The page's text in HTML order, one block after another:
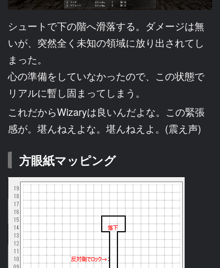
シュートで下の階へ滑落する。ダメージは無
いが、突然全く未知の領域に放り出されてし
まった。
心の準備をしていなかったので、この状態で
リアルに暫し固まってしまう。
これだからWizaryは良いんだよな。この緊張
感が。堪んねえよな。堪んねえよ。(震え声)
方眼紙マッピング